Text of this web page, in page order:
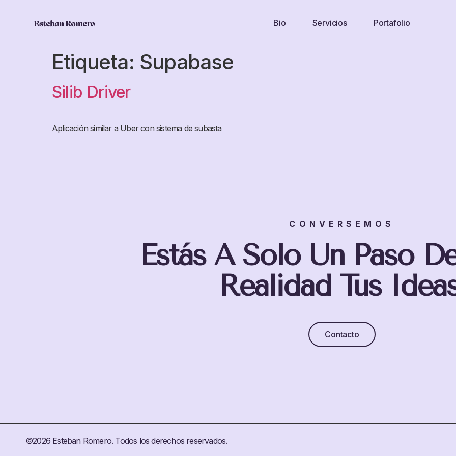
Bio Servicios Portafolio
Etiqueta: Supabase
Silib Driver
Aplicación similar a Uber con sistema de subasta
CONVERSEMOS
Estás A Solo Un Paso
Realidad Tus
Contacto
©2026 Esteban Romero. Todos los derechos reservados.